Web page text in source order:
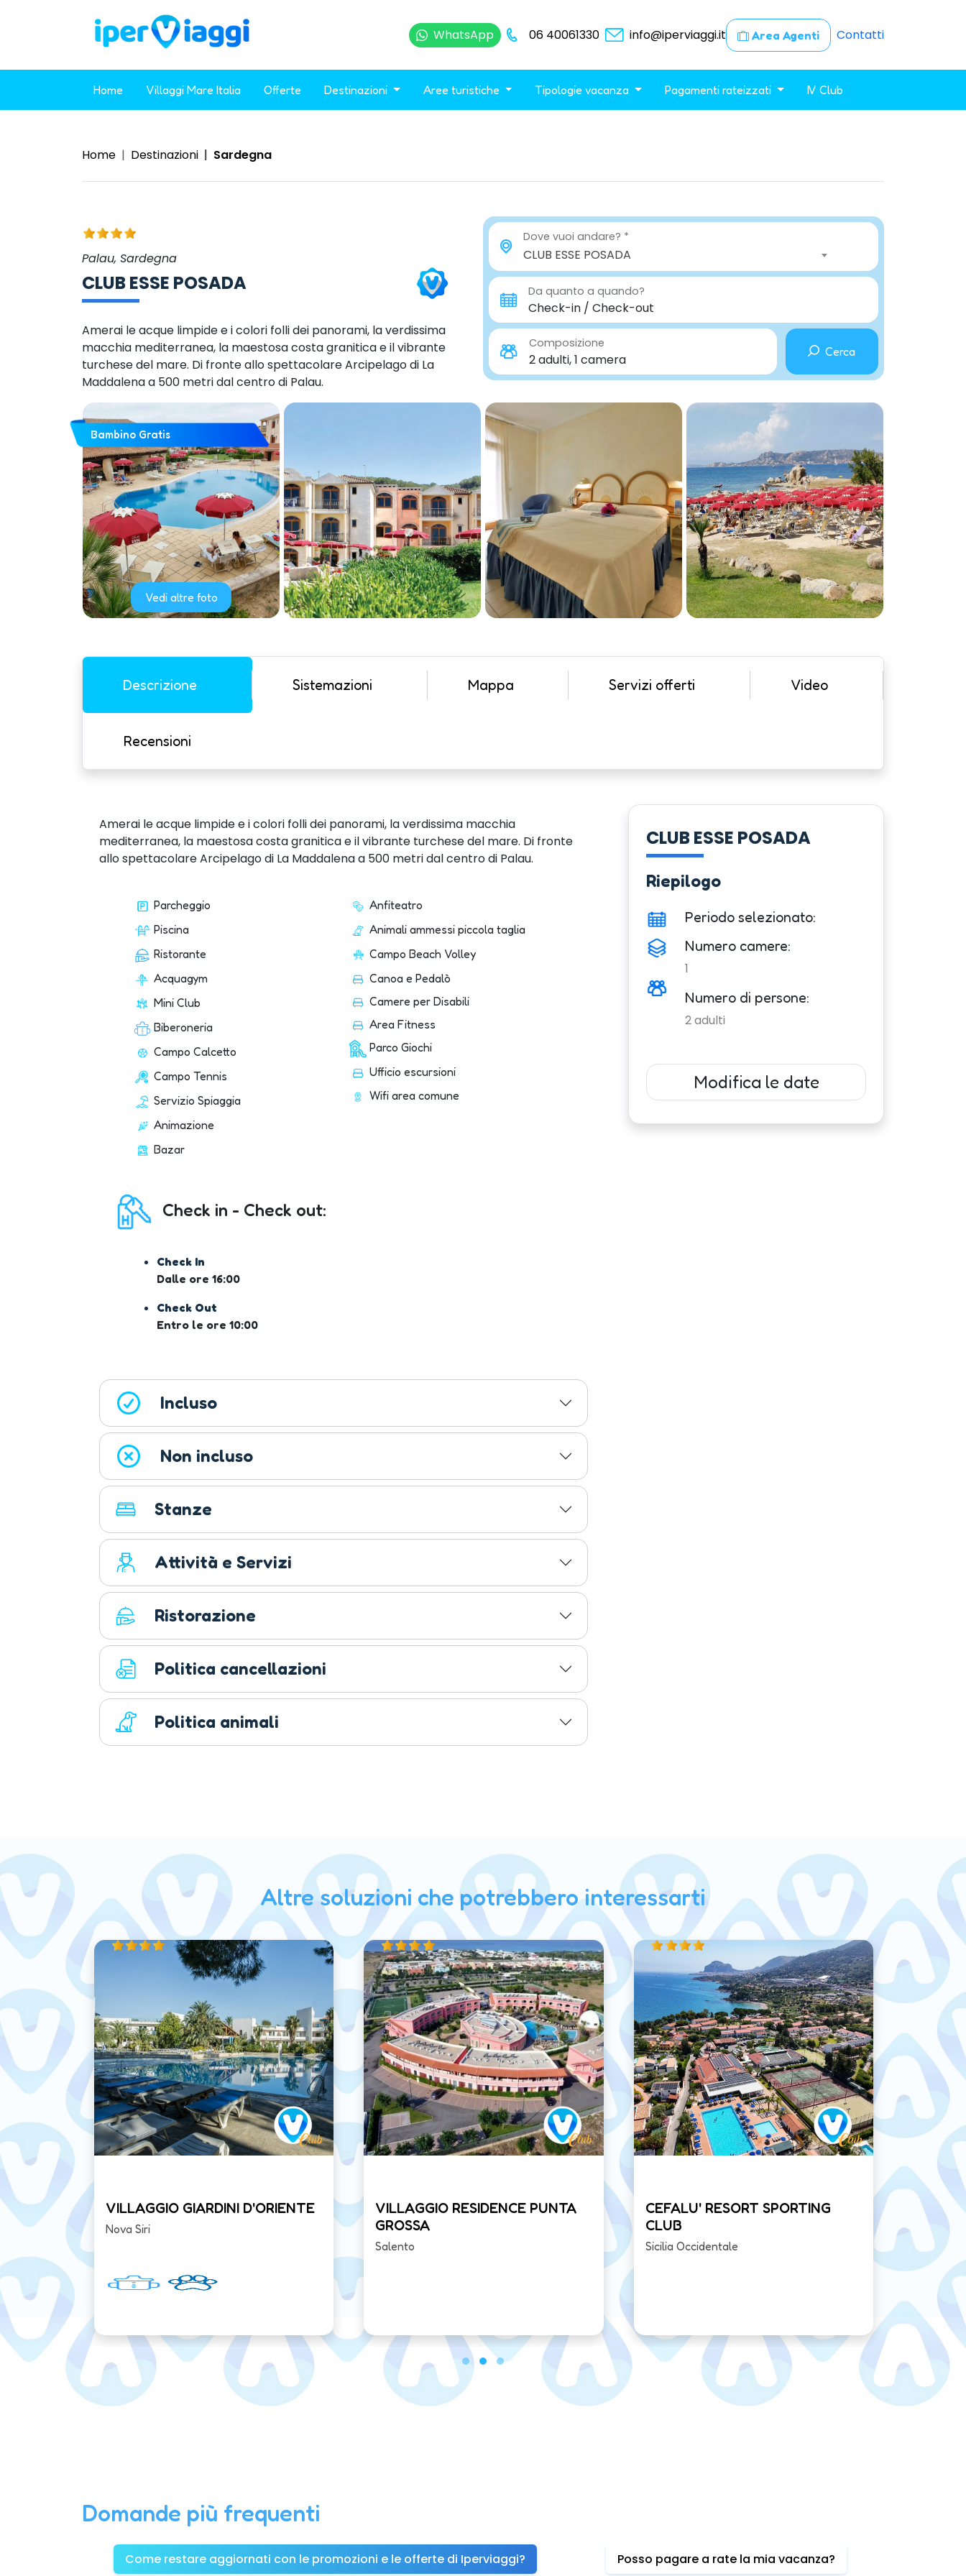
WhatsApp 06 40061330 info@iperviaggi.it Area Agenti Contatti
Home Villaggi Mare Italia Offerte Destinazioni Aree turistiche Tipologie vacanza Pagamenti rateizzati IV Club
Home Destinazioni Sardegna
Palau, Sardegna
CLUB ESSE POSADA
Amerai le acque limpide e i colori folli dei panorami, la verdissima
macchia mediterranea, la maestosa costa granitica e il vibrante
turchese del mare. Di fronte allo spettacolare Arcipelago di La
Maddalena a 500 metri dal centro di Palau.
Dove vuoi andare?
CLUB ESSE POSADA
Da quanto a quando?
Check-in / Check-out
Composizione
2 adulti, 1 camera Cerca
Bambino Gratis
Vedi altre foto
Descrizione Sistemazioni Mappa Servizi offerti Video
Recensioni
Amerai le acque limpide e i colori folli dei panorami, la verdissima macchia
mediterranea, la maestosa costa granitica e il vibrante turchese del mare. Di fronte
allo spettacolare Arcipelago di La Maddalena a 500 metri dal centro di Palau.
Parcheggio
Piscina
Ristorante
Acquagym
Mini Club
Biberoneria
Campo Calcetto
Campo Tennis
Servizio Spiaggia
Animazione
Bazar
Anfiteatro
Animali ammessi piccola taglia
Campo Beach Volley
Canoa e Pedalò
Camere per Disabili
Area Fitness
Parco Giochi
Ufficio escursioni
Wifi area comune
Check in - Check out:
Check In
Dalle ore 16:00
Check Out
Entro le ore 10:00
Incluso
Non incluso
Stanze
Attività e Servizi
Ristorazione
Politica cancellazioni
Politica animali
CLUB ESSE POSADA
Riepilogo
Periodo selezionato:
Numero camere:
1
Numero di persone:
2adulti
Modifica le date
Altre soluzioni che potrebbero interessarti
VILLAGGIO GIARDINI D'ORIENTE
Nova Siri
VILLAGGIO RESIDENCE PUNTA
GROSSA
Salento
CEFALU' RESORT SPORTING
CLUB
Sicilia Occidentale
Costa
Domande più frequenti
Come restare aggiornati con le promozioni e le offerte di Iperviaggi? Posso pagare a rate la mia vacanza?